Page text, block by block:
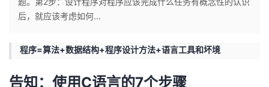
主
页
的
开
发
后，就应该考虑如何...
程序=算法+数据结构+程序设计方法+语言工具和坏境
告知：使用C语言的7个步骤